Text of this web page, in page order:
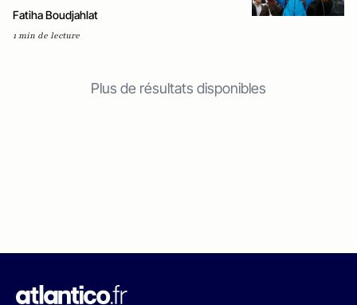
Fatiha Boudjahlat
1 min de lecture
Plus de résultats disponibles